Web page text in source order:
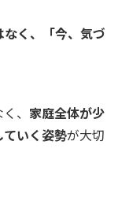
く、「今、気づ
、 家庭全体が少
ていく姿勢が大切